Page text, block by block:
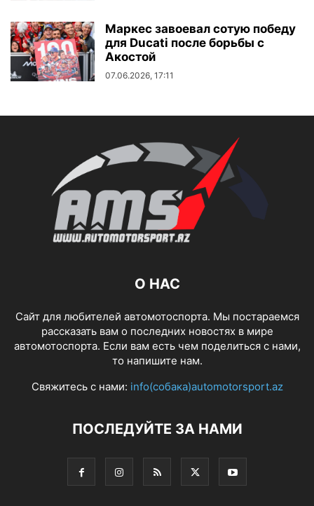
Маркес завоевал сотую победу
для Ducati после борьбы с
Акостой
07.06.2026, 17:11
О НАС
Сайт для любителей автомотоспорта. Мы постараемся
рассказать вам о последних новостях в мире
автомотоспорта. Если вам есть чем поделиться с нами,
то напишите нам.
Свяжитесь с нами: info(собака)automotorsport.az
ПОСЛЕДУЙТЕ ЗА НАМИ